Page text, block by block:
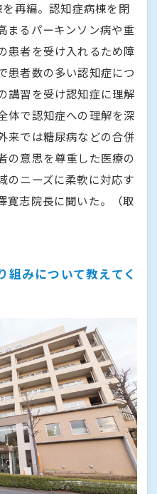
再編。認知症病棟を閉
まるパーキンソン病や重
患者を受け入れるため障
患者数の多い認知症につ
講習を受け認知症に理解
体で認知症への理解を深
来では糖尿病などの合併
の意思を尊重した医療の
のニーズに柔軟に対応す
寛志院長に聞いた。（取
みについて教えてく